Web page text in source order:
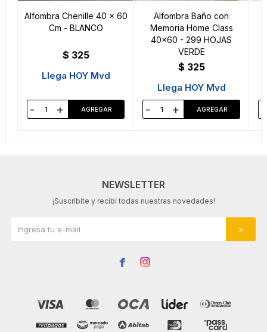
Alfombra Chenille 40 x 60
Cm - BLANCO
$ 325
Llega HOY Mvd
- +
Alfombra Baño con
Memoria Home Class
40x60 - 299 HOJAS
VERDE
$ 325
Llega HOY Mvd
- +
NEWSLETTER
¡Suscribite y recibí todas nuestras novedades!
 